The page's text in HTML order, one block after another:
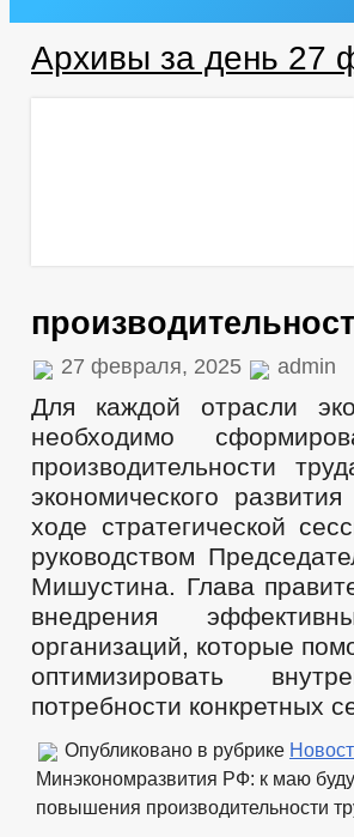
Архивы за день 27
27 февраля, 2025 admin
Для каждой отрасли
необходимо
производительности
экономического
ходе стратегической
руководством
Мишустина. Глава
внедрения
организаций, которые
оптимизировать
потребности конкретных
Опубликовано в рубрике
Минэкономразвития РФ: к маю
повышения производительности